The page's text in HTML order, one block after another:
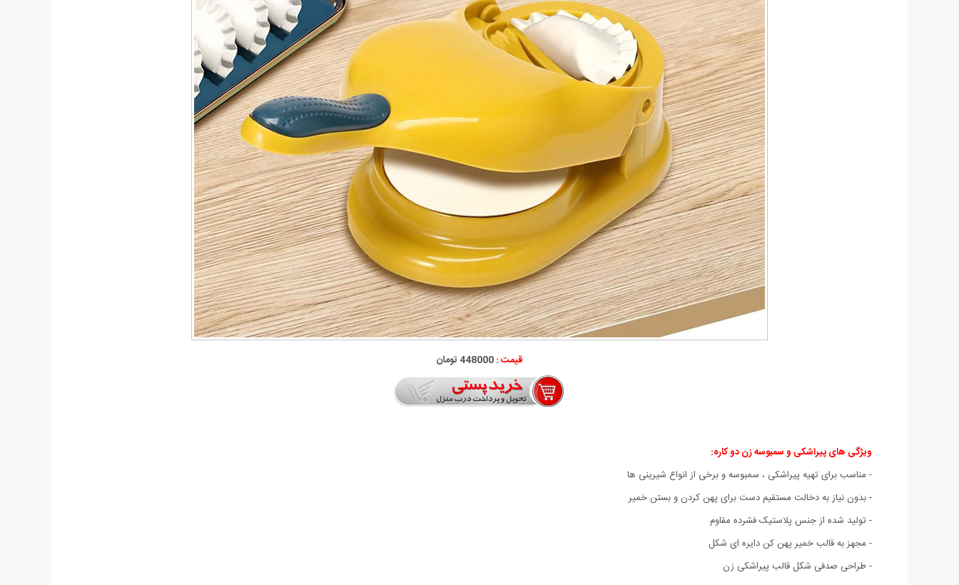
قیمت :448000 تومان
ویژگی های پیراشکی و سمبوسه زن دو کاره:
- مناسب برای تهیه پیراشکی ، سمبوسه و برخی از انواع شیرینی ها
- بدون نیاز به دخالت مستقیم دست برای پهن کردن و بستن خمیر
- تولید شده از جنس پلاستیک فشرده مقاوم
- مجهز به قالب خمیر پهن کن دایره ای شکل
- طراحی صدفی شکل قالب پیراشکی زن